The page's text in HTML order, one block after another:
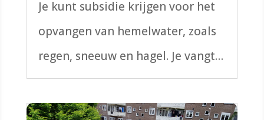
Je kunt subsidie krijgen voor het
opvangen van hemelwater, zoals
regen, sneeuw en hagel. Je vangt
het bijvoorbeeld op in een
waterbekken, watertonnen, een